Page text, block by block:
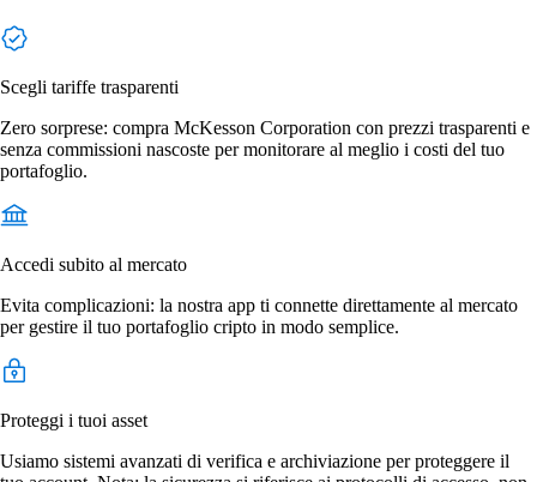
Scegli tariffe trasparenti
Zero sorprese: compra McKesson Corporation con prezzi trasparenti e
senza commissioni nascoste per monitorare al meglio i costi del tuo
portafoglio.
Accedi subito al mercato
Evita complicazioni: la nostra app ti connette direttamente al mercato
per gestire il tuo portafoglio cripto in modo semplice.
Proteggi i tuoi asset
Usiamo sistemi avanzati di verifica e archiviazione per proteggere il